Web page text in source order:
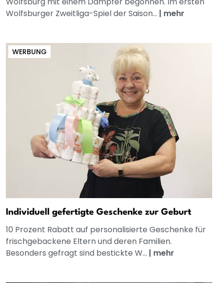
Wolfsburger Zweitliga-Spiel der Saison... | mehr
WERBUNG
Individuell gefertigte Geschenke zur Geburt
10 Prozent Rabatt auf personalisierte Geschenke für
frischgebackene Eltern und deren Familien.
Besonders gefragt sind bestickte W... | mehr